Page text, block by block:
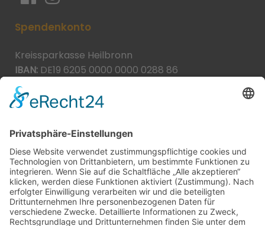
Spendenkonto
Kreissparkasse Heilbronn
IBAN: DE19 6205 0000 0000 0288 86
BIC:
Spende direkt via PayPal
JETZT SPENDEN
paypal@heilbronner-tierschutz.de